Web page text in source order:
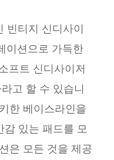
빈티지 신디사이
이션으로 가득한
프트 신디사이저
고 할 수 있습니
한 베이스라인을
감 있는 패드를 모
은 모든 것을 제공